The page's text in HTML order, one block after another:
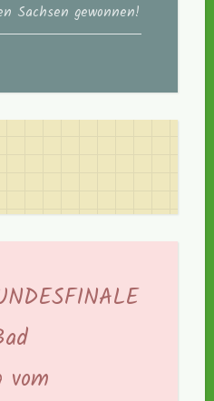
Sachsen gewonnen!
vom